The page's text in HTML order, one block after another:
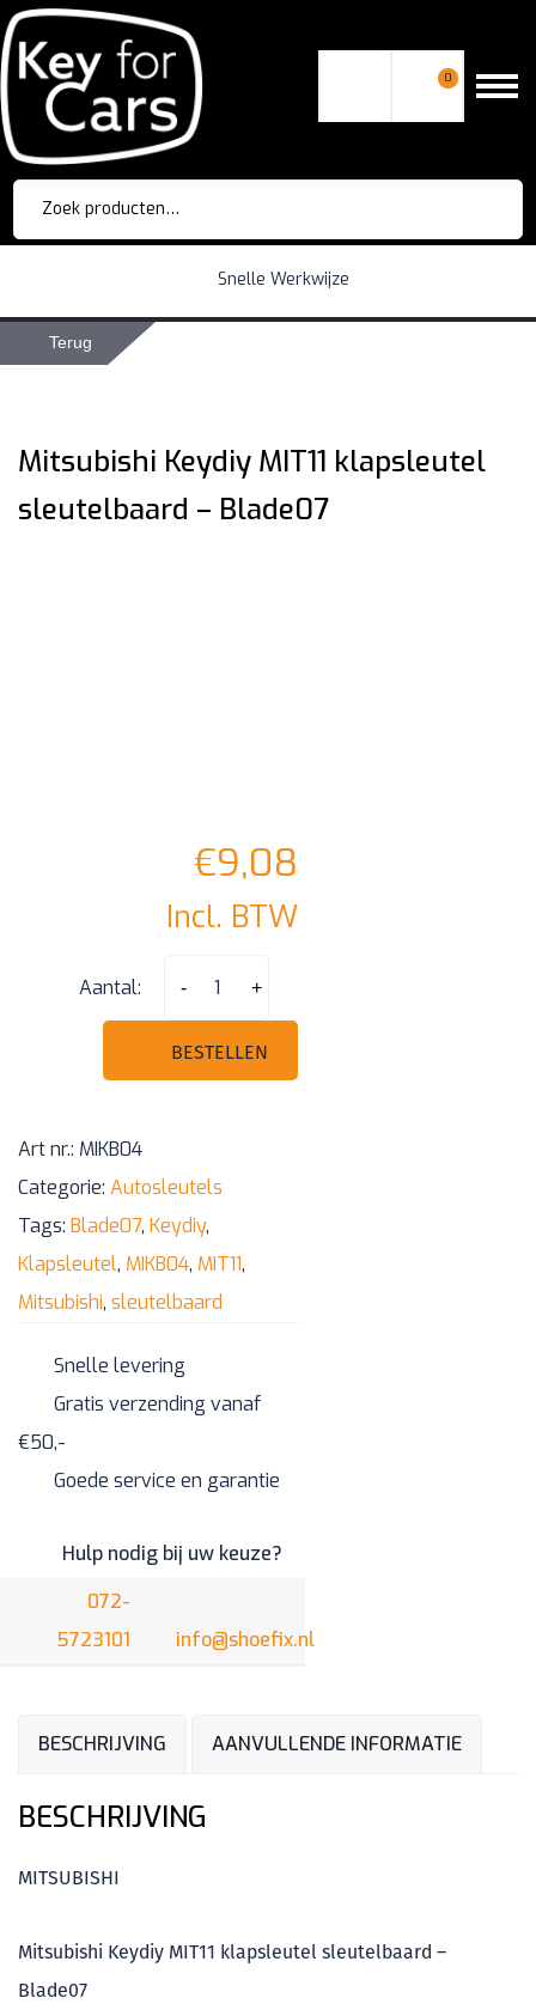
0
Zoeken
naar:
Snelle Werkwijze
Terug
Mitsubishi Keydiy MIT11 klapsleutel
sleutelbaard – Blade07
€9,08
Incl. BTW
Aantal: -
MIT11
klapsleutel
Blade07
aantal
+
BESTELLEN
Art nr.: MIKB04
Categorie: Autosleutels
Tags: Blade07, Keydiy,
Klapsleutel, MIKB04, MIT11,
Mitsubishi, sleutelbaard
Snelle levering
Gratis verzending vanaf
€50,-
Goede service en garantie
Hulp nodig bij uw keuze?
072-
5723101
info@shoefix.nl
BESCHRIJVING AANVULLENDE INFORMATIE
BESCHRIJVING
MITSUBISHI
Mitsubishi Keydiy MIT11 klapsleutel sleutelbaard –
Blade07